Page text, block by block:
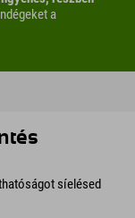
a
síelésed